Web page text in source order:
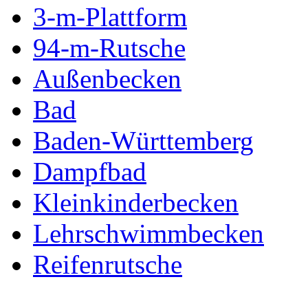
3-m-Plattform
94-m-Rutsche
Außenbecken
Bad
Baden-Württemberg
Dampfbad
Kleinkinderbecken
Lehrschwimmbecken
Reifenrutsche